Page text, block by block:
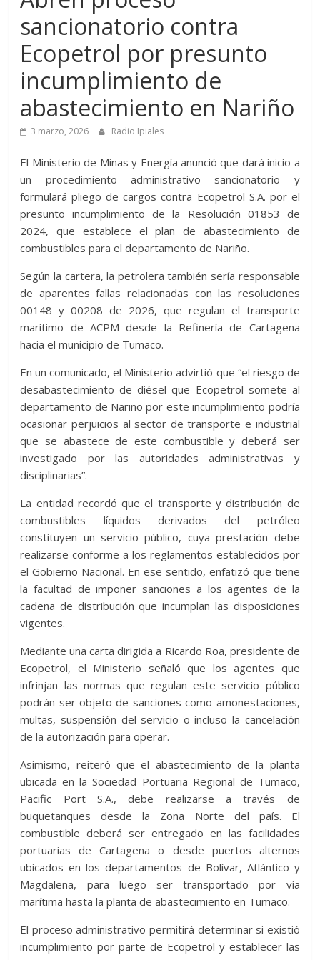
afiliada
primera
cadena
radial
colombiana
sancionatorio contra
Ecopetrol por presunto
incumplimiento de
abastecimiento en Nariño
3 marzo, 2026 Radio Ipiales
El Ministerio de Minas y Energía anunció que dará inicio a
un procedimiento administrativo sancionatorio y
formulará pliego de cargos contra Ecopetrol S.A. por el
presunto incumplimiento de la Resolución 01853 de
2024, que establece el plan de abastecimiento de
combustibles para el departamento de Nariño.
Según la cartera, la petrolera también sería responsable
de aparentes fallas relacionadas con las resoluciones
00148 y 00208 de 2026, que regulan el transporte
marítimo de ACPM desde la Refinería de Cartagena
hacia el municipio de Tumaco.
En un comunicado, el Ministerio advirtió que “el riesgo de
desabastecimiento de diésel que Ecopetrol somete al
departamento de Nariño por este incumplimiento podría
ocasionar perjuicios al sector de transporte e industrial
que se abastece de este combustible y deberá ser
investigado por las autoridades administrativas y
disciplinarias”.
La entidad recordó que el transporte y distribución de
combustibles líquidos derivados del petróleo
constituyen un servicio público, cuya prestación debe
realizarse conforme a los reglamentos establecidos por
el Gobierno Nacional. En ese sentido, enfatizó que tiene
la facultad de imponer sanciones a los agentes de la
cadena de distribución que incumplan las disposiciones
vigentes.
Mediante una carta dirigida a Ricardo Roa, presidente de
Ecopetrol, el Ministerio señaló que los agentes que
infrinjan las normas que regulan este servicio público
podrán ser objeto de sanciones como amonestaciones,
multas, suspensión del servicio o incluso la cancelación
de la autorización para operar.
Asimismo, reiteró que el abastecimiento de la planta
ubicada en la Sociedad Portuaria Regional de Tumaco,
Pacific Port S.A., debe realizarse a través de
buquetanques desde la Zona Norte del país. El
combustible deberá ser entregado en las facilidades
portuarias de Cartagena o desde puertos alternos
ubicados en los departamentos de Bolívar, Atlántico y
Magdalena, para luego ser transportado por vía
marítima hasta la planta de abastecimiento en Tumaco.
El proceso administrativo permitirá determinar si existió
incumplimiento por parte de Ecopetrol y establecer las